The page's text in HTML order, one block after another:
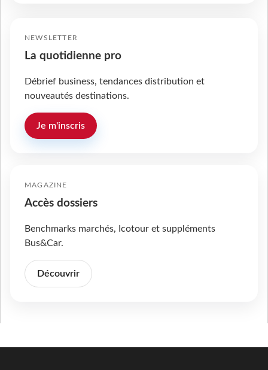
NEWSLETTER
La quotidienne pro
Débrief business, tendances distribution et
nouveautés destinations.
Je m'inscris
MAGAZINE
Accès dossiers
Benchmarks marchés, Icotour et suppléments
Bus&Car.
Découvrir